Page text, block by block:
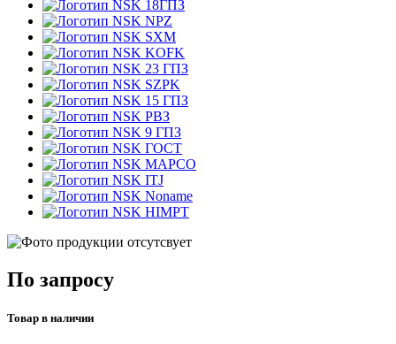
18ГПЗ
NPZ
SXM
KOFK
23 ГПЗ
SZPK
15 ГПЗ
РВЗ
9 ГПЗ
ГОСТ
MAPCO
ITJ
Noname
HIMPT
По запросу
Товар в наличии